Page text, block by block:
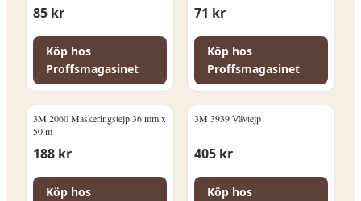
85 kr
Köp hos
Proffsmagasinet
71 kr
Köp hos
Proffsmagasinet
3M 2060 Maskeringstejp 36 mm x
50 m
188 kr
Köp hos
3M 3939 Vävtejp
405 kr
Köp hos